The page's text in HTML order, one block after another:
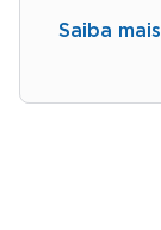
Saiba mais